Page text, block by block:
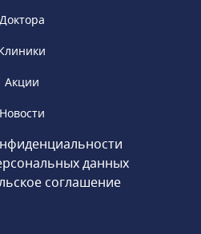
Доктора
Акции
Новости
данных
соглашение